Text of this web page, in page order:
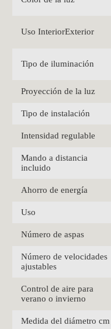
Uso InteriorExterior
Tipo de iluminación
Proyección de la luz
Tipo de instalación
Intensidad regulable
Mando a distancia
incluido
Ahorro de energía
Uso
Número de aspas
Número de velocidades
ajustables
Control de aire para
verano o invierno
Medida del diámetro cm